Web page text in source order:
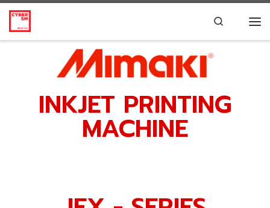
Skip to content Search
INKJET PRINTING
MACHINE